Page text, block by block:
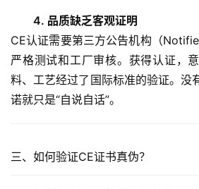
4. 品质缺乏客观证明
CE认证需要第三方公告机构（
严格测试和工厂审核。获得认证，
料、工艺经过了国际标准的验证。没
诺就只是“自说自话”。
三、如何验证CE证书真伪？